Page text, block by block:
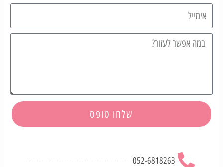
שלחו טופס
052-6818263